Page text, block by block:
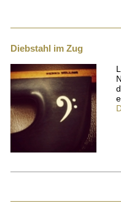
Diebstahl im Zug